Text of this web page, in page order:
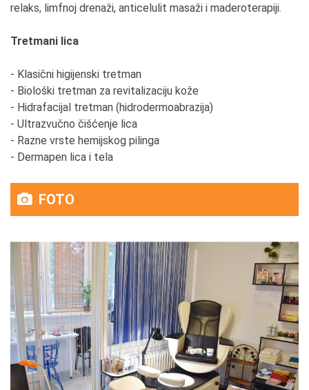
relaks, limfnoj drenaži, anticelulit masaži i maderoterapiji.
Tretmani lica
- Klasični higijenski tretman
- Biološki tretman za revitalizaciju kože
- Hidrafacijal tretman (hidrodermoabrazija)
- Ultrazvučno čišćenje lica
- Razne vrste hemijskog pilinga
- Dermapen lica i tela
FOTO